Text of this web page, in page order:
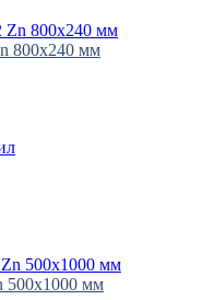
800х240 мм
500х1000 мм